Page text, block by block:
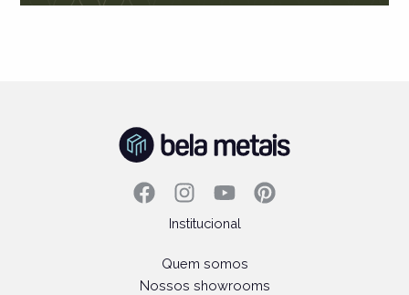
Institucional
Quem somos
Nossos showrooms